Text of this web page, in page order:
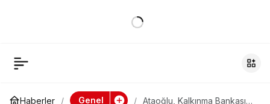
Haberler Genel
Ataoğlu, Kalkınma Bankası